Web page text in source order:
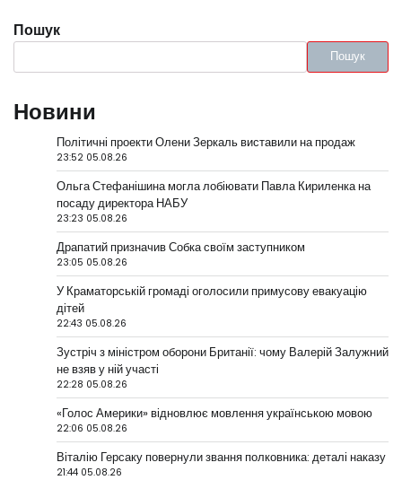
Пошук
Пошук
Новини
Політичні проекти Олени Зеркаль виставили на продаж
23:52 05.08.26
Ольга Стефанішина могла лобіювати Павла Кириленка на
посаду директора НАБУ
23:23 05.08.26
Драпатий призначив Собка своїм заступником
23:05 05.08.26
У Краматорській громаді оголосили примусову евакуацію
дітей
22:43 05.08.26
Зустріч з міністром оборони Британії: чому Валерій Залужний
не взяв у ній участі
22:28 05.08.26
«Голос Америки» відновлює мовлення українською мовою
22:06 05.08.26
Віталію Герсаку повернули звання полковника: деталі наказу
21:44 05.08.26